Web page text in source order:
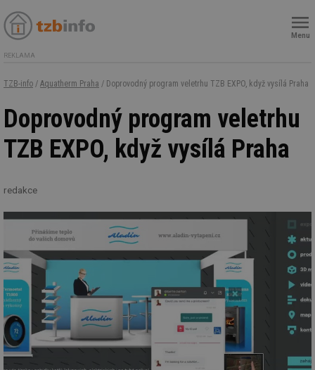
Menu
REKLAMA
TZB-info / Aquatherm Praha / Doprovodný program veletrhu TZB EXPO, když vysílá Praha
Doprovodný program veletrhu
TZB EXPO, když vysílá Praha
redakce